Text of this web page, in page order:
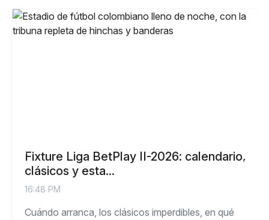
Fixture Liga BetPlay II-2026: calendario,
clásicos y esta...
16:48 PM
Cuándo arranca, los clásicos imperdibles, en qué